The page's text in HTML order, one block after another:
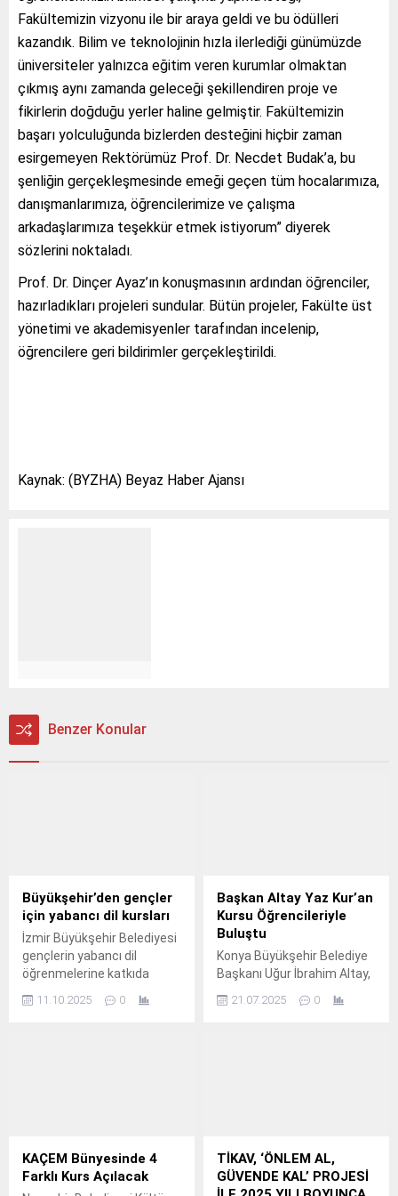
Fakültemizin vizyonu ile bir araya geldi ve bu ödülleri
kazandık. Bilim ve teknolojinin hızla ilerlediği günümüzde
üniversiteler yalnızca eğitim veren kurumlar olmaktan
çıkmış aynı zamanda geleceği şekillendiren proje ve
fikirlerin doğduğu yerler haline gelmiştir. Fakültemizin
başarı yolculuğunda bizlerden desteğini hiçbir zaman
esirgemeyen Rektörümüz Prof. Dr. Necdet Budak’a, bu
şenliğin gerçekleşmesinde emeği geçen tüm hocalarımıza,
danışmanlarımıza, öğrencilerimize ve çalışma
arkadaşlarımıza teşekkür etmek istiyorum” diyerek
sözlerini noktaladı.
Prof. Dr. Dinçer Ayaz’ın konuşmasının ardından öğrenciler,
hazırladıkları projeleri sundular. Bütün projeler, Fakülte üst
yönetimi ve akademisyenler tarafından incelenip,
öğrencilere geri bildirimler gerçekleştirildi.
Kaynak: (BYZHA) Beyaz Haber Ajansı
Benzer Konular
Büyükşehir’den gençler
için yabancı dil kursları
İzmir Büyükşehir Belediyesi
gençlerin yabancı dil
öğrenmelerine katkıda
Japonca kursları başlatıyor.
11.10.2025 0
Başkan Altay Yaz Kur’an
Kursu Öğrencileriyle
Buluştu
Konya Büyükşehir Belediye
Başkanı Uğur İbrahim Altay,
Kursu ile Erenköy Tahir
21.07.2025 0
KAÇEM Bünyesinde 4
Farklı Kurs Açılacak
TİKAV, ‘ÖNLEM AL,
GÜVENDE KAL’ PROJESİ